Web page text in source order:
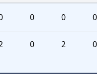
0 0 0
0 2 0